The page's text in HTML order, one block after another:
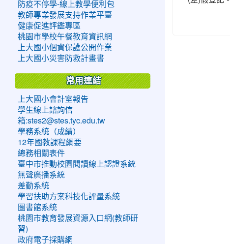
防疫不停學-線上教學便利包
教師專業發展支持作業平臺
健康促進評鑑專區
桃園市學校午餐教育資訊網
上大國小個資保護公開作業
上大國小災害防救計畫書
常用連結
上大國小會計室報告
學生線上諮詢信
箱:stes2@stes.tyc.edu.tw
學務系統（成績）
12年國教課程綱要
總務相關表件
臺中市推動校園閱讀線上認證系統
無聲廣播系統
差勤系統
學習扶助方案科技化評量系統
圖書館系統
桃園市教育發展資源入口網(教師研
習)
政府電子採購網